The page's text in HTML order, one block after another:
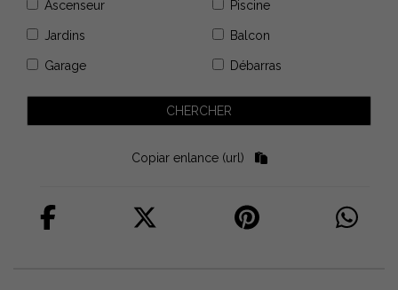
Ascenseur Piscine
Jardins Balcon
Garage Débarras
Copiar enlance (url)